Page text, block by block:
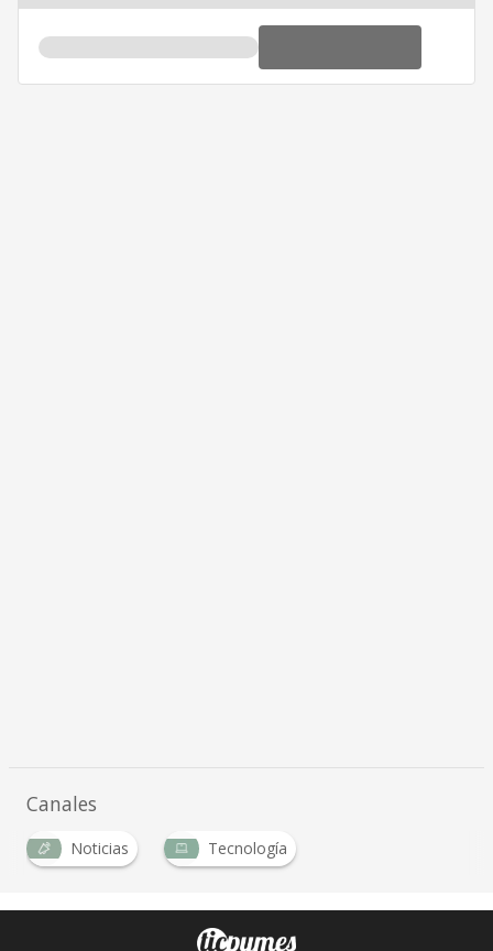
Canales
Noticias Tecnología